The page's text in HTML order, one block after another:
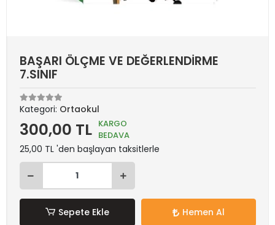
BAŞARI ÖLÇME VE DEĞERLENDİRME
7.SINIF
Kategori: Ortaokul
300,00 TL KARGO
BEDAVA
25,00 TL 'den başlayan taksitlerle
Sepete Ekle Hemen Al